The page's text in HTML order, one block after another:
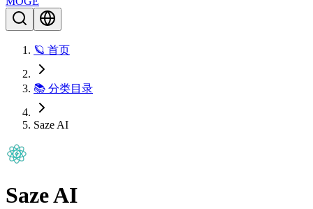
🪐 首页
📚 分类目录
Saze AI
Saze AI